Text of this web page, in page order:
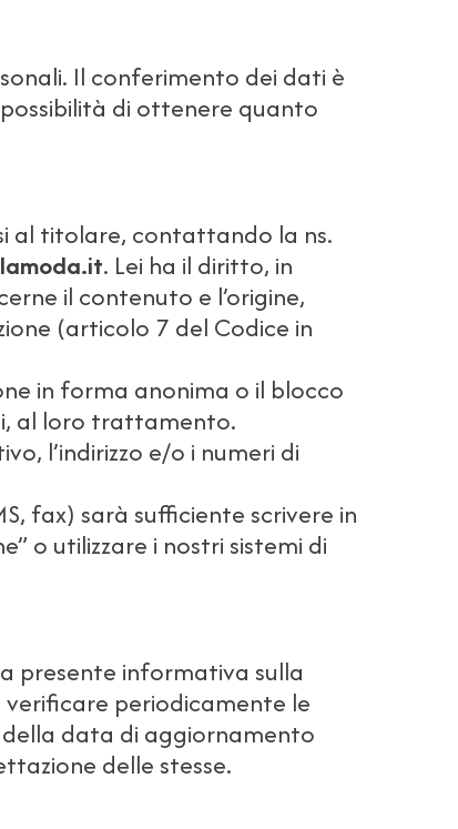
Il conferimento dei dati è
di ottenere quanto
al titolare, contattando la ns.
. Lei ha il diritto, in
il contenuto e l’origine,
(articolo 7 del Codice in
in forma anonima o il blocco
al loro trattamento.
l’indirizzo e/o i numeri di
fax) sarà sufficiente scrivere in
o utilizzare i nostri sistemi di
presente informativa sulla
periodicamente le
data di aggiornamento
delle stesse.